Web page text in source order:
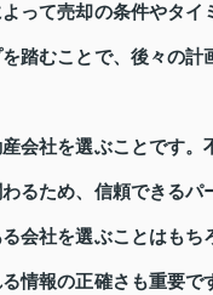
って売却の条件やタイ
踏むことで、後々の計
会社を選ぶことです。
るため、信頼できるパ
会社を選ぶことはもち
情報の正確さも重要で